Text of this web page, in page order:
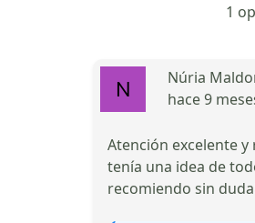
1
Núria
hace 9
Atención excelente
tenía una idea de
recomiendo sin